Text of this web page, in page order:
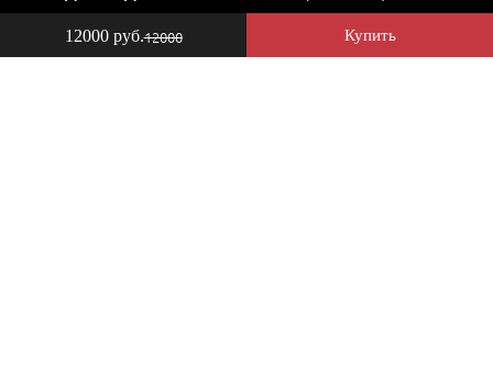
12000 руб.12000 Купить